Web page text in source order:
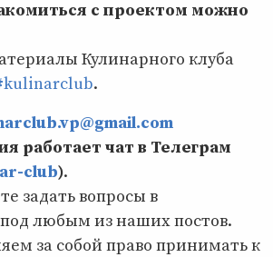
с проектом можно
Кулинарного клуба
.
работает чат в Телеграм
club).
задать вопросы в
любым из наших постов.
за собой право принимать к